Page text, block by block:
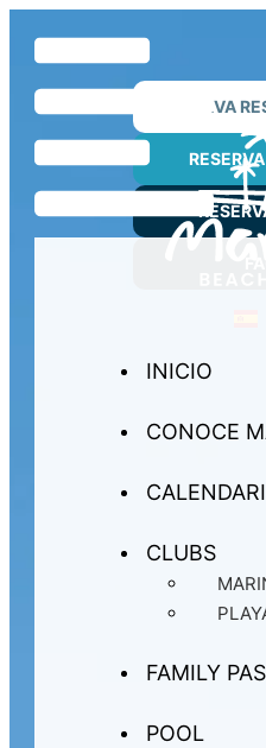
Ir
INICIO
CONOCE
CLUBS
FAMILY
POOL
RESERVA